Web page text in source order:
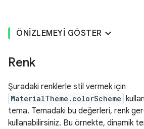
ÖNIZLEMEYI GÖSTER
Renk
Şuradaki renklerle stil vermek için
MaterialTheme.colorScheme
tema. Temadaki bu değerleri, renk
kullanabilirsiniz. Bu örnekte, dinamik